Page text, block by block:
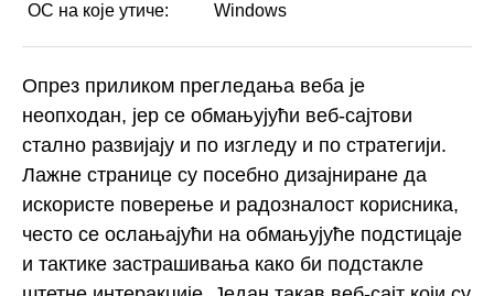
ОС на које утиче:
Windows
Опрез приликом прегледања веба је
неопходан, јер се обмањујући веб-сајтови
стално развијају и по изгледу и по стратегији.
Лажне странице су посебно дизајниране да
искористе поверење и радозналост корисника,
често се ослањајући на обмањујуће подстицаје
и тактике застрашивања како би подстакле